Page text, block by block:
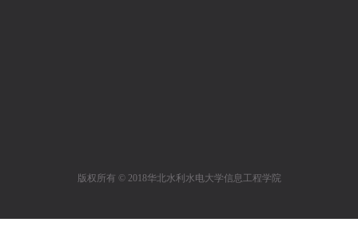
版权所有 © 2018华北水利水电大学信息工程学院